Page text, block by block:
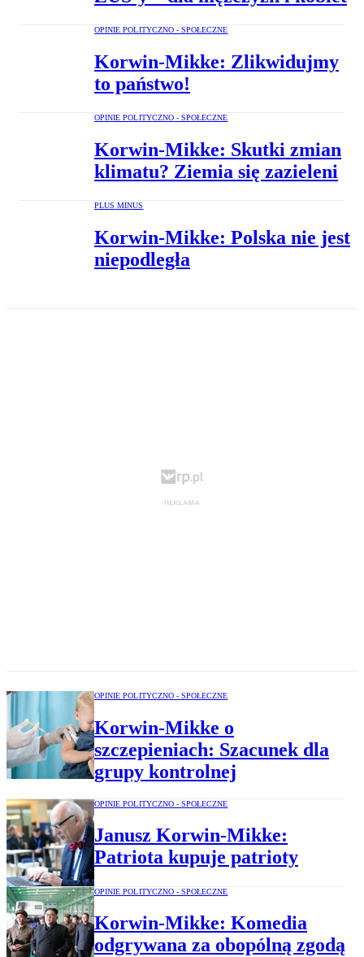
OPINIE POLITYCZNO - SPOŁECZNE
Korwin-Mikke: Zlikwidujmy
to państwo!
OPINIE POLITYCZNO - SPOŁECZNE
Korwin-Mikke: Skutki zmian
klimatu? Ziemia się zazieleni
PLUS MINUS
Korwin-Mikke: Polska nie jest
niepodległa
OPINIE POLITYCZNO - SPOŁECZNE
Korwin-Mikke o
szczepieniach: Szacunek dla
grupy kontrolnej
OPINIE POLITYCZNO - SPOŁECZNE
Janusz Korwin-Mikke:
Patriota kupuje patrioty
OPINIE POLITYCZNO - SPOŁECZNE
Korwin-Mikke: Komedia
odgrywana za obopólną zgodą